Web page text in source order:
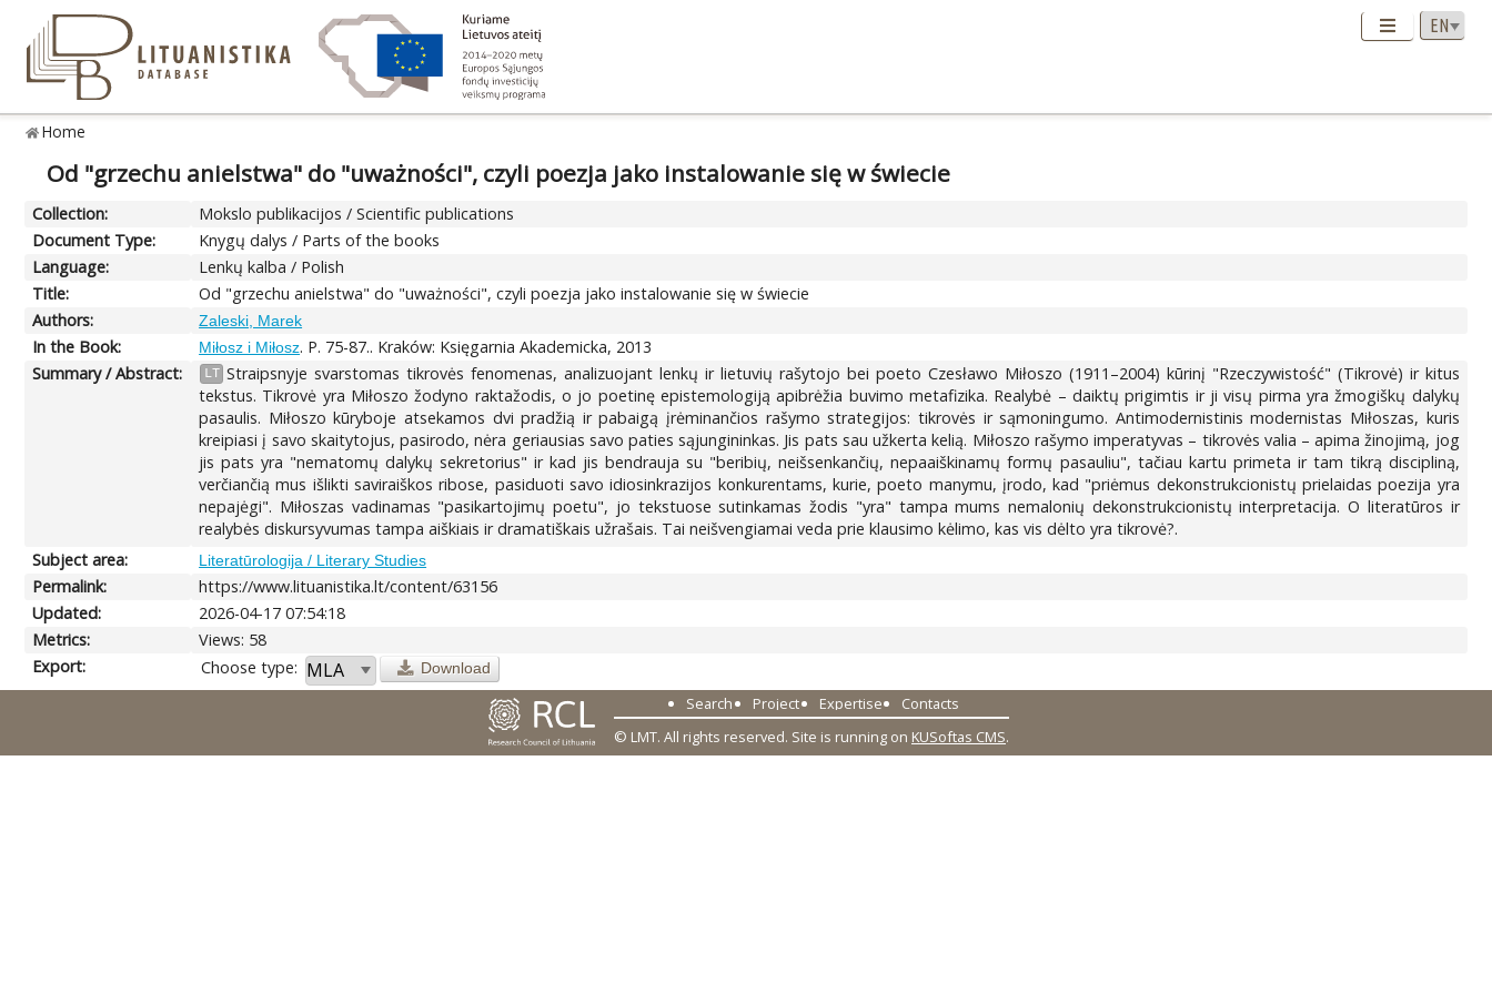
Home
Od "grzechu anielstwa" do "uważności", czyli poezja jako instalowanie się w świecie
Collection:
Mokslo publikacijos / Scientific publications
Document Type:
Knygų dalys / Parts of the books
Language:
Lenkų kalba / Polish
Title:
Od "grzechu anielstwa" do "uważności", czyli poezja jako instalowanie się w świecie
Authors:
Zaleski, Marek
In the Book: Miłosz i Miłosz. P. 75-87.. Kraków: Księgarnia Akademicka, 2013
Summary / Abstract:
LT Straipsnyje svarstomas tikrovės fenomenas, analizuojant lenkų ir lietuvių rašytojo bei poeto Czesławo Miłoszo (1911–2004) kūrinį "Rzeczywistość" (Tikrovė) ir kitus
tekstus. Tikrovė yra Miłoszo žodyno raktažodis, o jo poetinę epistemologiją apibrėžia buvimo metafizika. Realybė – daiktų prigimtis ir ji visų pirma yra žmogiškų dalykų
pasaulis. Miłoszo kūryboje atsekamos dvi pradžią ir pabaigą įrėminančios rašymo strategijos: tikrovės ir sąmoningumo. Antimodernistinis modernistas Miłoszas, kuris
kreipiasi į savo skaitytojus, pasirodo, nėra geriausias savo paties sąjungininkas. Jis pats sau užkerta kelią. Miłoszo rašymo imperatyvas – tikrovės valia – apima žinojimą, jog
jis pats yra "nematomų dalykų sekretorius" ir kad jis bendrauja su "beribių, neišsenkančių, nepaaiškinamų formų pasauliu", tačiau kartu primeta ir tam tikrą discipliną,
verčiančią mus išlikti saviraiškos ribose, pasiduoti savo idiosinkrazijos konkurentams, kurie, poeto manymu, įrodo, kad "priėmus dekonstrukcionistų prielaidas poezija yra
nepajėgi". Miłoszas vadinamas "pasikartojimų poetu", jo tekstuose sutinkamas žodis "yra" tampa mums nemalonių dekonstrukcionistų interpretacija. O literatūros ir
realybės diskursyvumas tampa aiškiais ir dramatiškais užrašais. Tai neišvengiamai veda prie klausimo kėlimo, kas vis dėlto yra tikrovė?.
Subject area:
Literatūrologija / Literary Studies
Permalink:
https://www.lituanistika.lt/content/63156
Updated:
2026-04-17 07:54:18
Metrics:
Views: 58
Export:
Choose type: Download
Search Project Expertise
Contacts
© LMT. All rights reserved. Site is running on KUSoftas CMS.